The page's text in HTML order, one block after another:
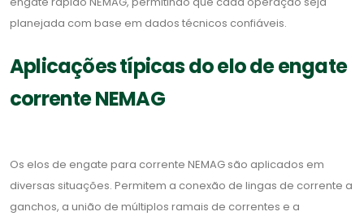
planejada com base em dados técnicos confiáveis.
Aplicações típicas do elo de engate
corrente NEMAG
Os elos de engate para corrente NEMAG são aplicados em
diversas situações. Permitem a conexão de lingas de corrente a
ganchos, a união de múltiplos ramais de correntes e a